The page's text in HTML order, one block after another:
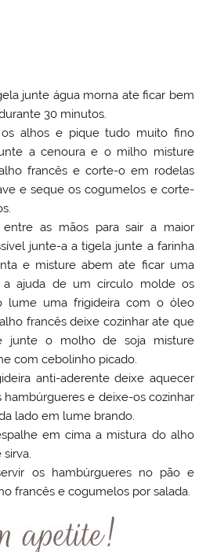
junte água morna ate ficar bem
30 minutos.
alhos e pique tudo muito fino
a cenoura e o milho misture
francês e corte-o em rodelas
e seque os cogumelos e corte-
entre as mãos para sair a maior
junte-a a tigela junte a farinha
e misture abem ate ficar uma
a ajuda de um círculo molde os
lume uma frigideira com o óleo
francês deixe cozinhar ate que
junte o molho de soja misture
com cebolinho picado.
anti-aderente deixe aquecer
e deixe-os cozinhar
lado em lume brando.
em cima a mistura do alho
os hambúrgueres no pão e
francês e cogumelos por salada.